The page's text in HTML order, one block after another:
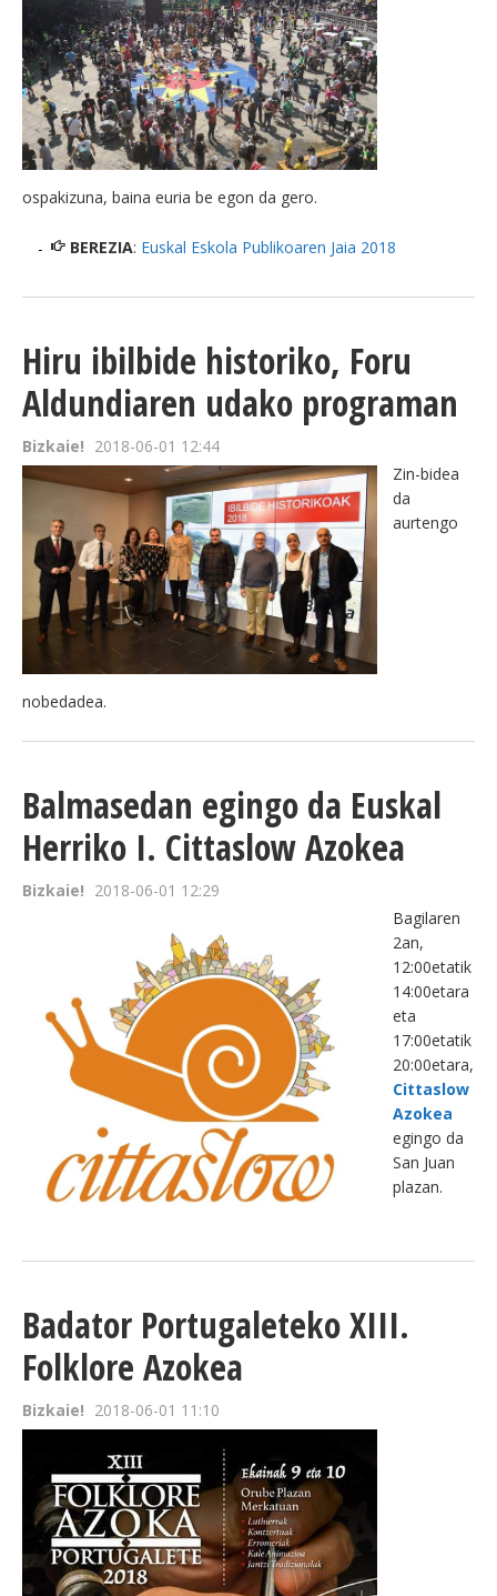
ospakizuna, baina euria be egon da gero.
BEREZIA: Euskal Eskola Publikoaren Jaia 2018
Hiru ibilbide historiko, Foru
Aldundiaren udako programan
Bizkaie! 2018-06-01 12:44
Zin-bidea
da
aurtengo
nobedadea.
Balmasedan egingo da Euskal
Herriko I. Cittaslow Azokea
Bizkaie! 2018-06-01 12:29
Bagilaren
2an,
12:00etatik
14:00etara
eta
17:00etatik
20:00etara,
Cittaslow
Azokea
egingo da
San Juan
plazan.
Badator Portugaleteko XIII.
Folklore Azokea
Bizkaie! 2018-06-01 11:10